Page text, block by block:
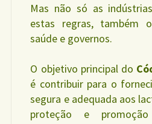
Mas não só as
estas regras, também
saúde e governos.
O objetivo principal do
é contribuir para o
segura e adequada aos
proteção e